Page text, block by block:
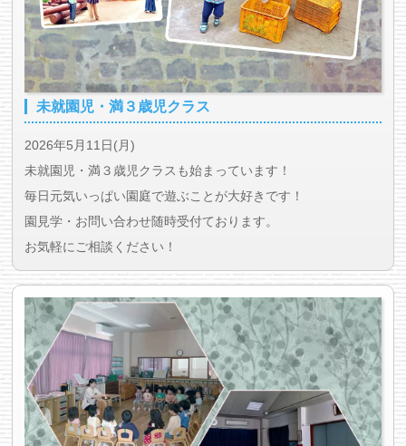
未就園児・満３歳児クラス
2026年5月11日(月)
未就園児・満３歳児クラスも始まっています！
毎日元気いっぱい園庭で遊ぶことが大好きです！
園見学・お問い合わせ随時受付ております。
お気軽にご相談ください！